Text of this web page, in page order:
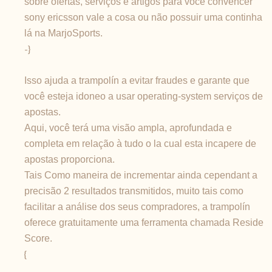
sony ericsson vale a cosa ou não possuir uma continha
lá na MarjoSports.
-}
Isso ajuda a trampolín a evitar fraudes e garante que
você esteja idoneo a usar operating-system serviços de
apostas.
Aqui, você terá uma visão ampla, aprofundada e
completa em relação à tudo o la cual esta incapere de
apostas proporciona.
Tais Como maneira de incrementar ainda cependant a
precisão 2 resultados transmitidos, muito tais como
facilitar a análise dos seus compradores, a trampolín
oferece gratuitamente uma ferramenta chamada Reside
Score.
{